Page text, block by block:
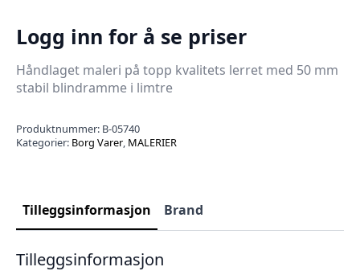
Logg inn for å se priser
Håndlaget maleri på topp kvalitets lerret med 50 mm
stabil blindramme i limtre
Produktnummer: B-05740
Kategorier: Borg Varer, MALERIER
Tilleggsinformasjon Brand
Tilleggsinformasjon